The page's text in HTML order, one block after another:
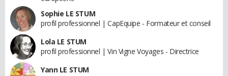
Sophie LE STUM
profil professionnel | CapEquipe - Formateur et conseil
Lola LE STUM
profil professionnel | Vin Vigne Voyages - Directrice
Yann LE STUM